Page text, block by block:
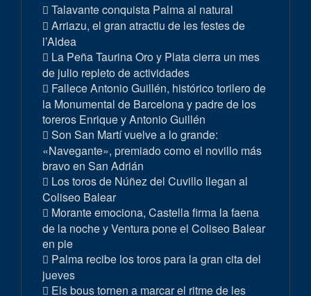
Talavante conquista Palma al natural
Arriazu, el gran atractiu de les festes de
l’Aldea
La Peña Taurina Oro y Plata cierra un mes
de julio repleto de actividades
Fallece Antonio Guillén, histórico torilero de
la Monumental de Barcelona y padre de los
toreros Enrique y Antonio Guillén
Son San Martí vuelve a lo grande:
«Navegante», premiado como el novillo más
bravo en San Adrián
Los toros de Núñez del Cuvillo llegan al
Coliseo Balear
Morante emociona, Castella firma la faena
de la noche y Ventura pone el Coliseo Balear
en pie
Palma recibe los toros para la gran cita del
jueves
Els bous tornen a marcar el ritme de les